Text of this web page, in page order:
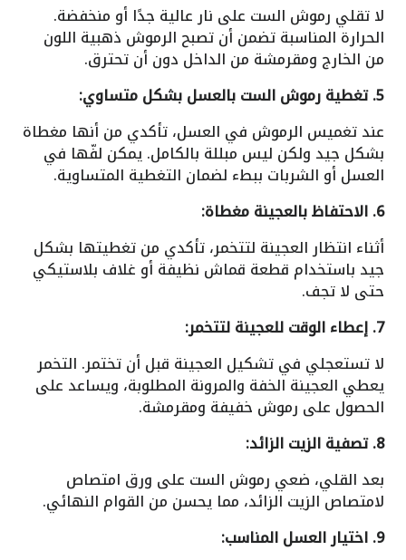
لا تقلي رموش الست على نار عالية جدًا أو منخفضة.
الحرارة المناسبة تضمن أن تصبح الرموش ذهبية اللون
من الخارج ومقرمشة من الداخل دون أن تحترق.
5. تغطية رموش الست بالعسل بشكل متساوي:
عند تغميس الرموش في العسل، تأكدي من أنها مغطاة
بشكل جيد ولكن ليس مبللة بالكامل. يمكن لفّها في
العسل أو الشربات ببطء لضمان التغطية المتساوية.
6. الاحتفاظ بالعجينة مغطاة:
أثناء انتظار العجينة لتتخمر، تأكدي من تغطيتها بشكل
جيد باستخدام قطعة قماش نظيفة أو غلاف بلاستيكي
حتى لا تجف.
7. إعطاء الوقت للعجينة لتتخمر:
لا تستعجلي في تشكيل العجينة قبل أن تختمر. التخمر
يعطي العجينة الخفة والمرونة المطلوبة، ويساعد على
الحصول على رموش خفيفة ومقرمشة.
8. تصفية الزيت الزائد:
بعد القلي، ضعي رموش الست على ورق امتصاص
لامتصاص الزيت الزائد، مما يحسن من القوام النهائي.
9. اختيار العسل المناسب: